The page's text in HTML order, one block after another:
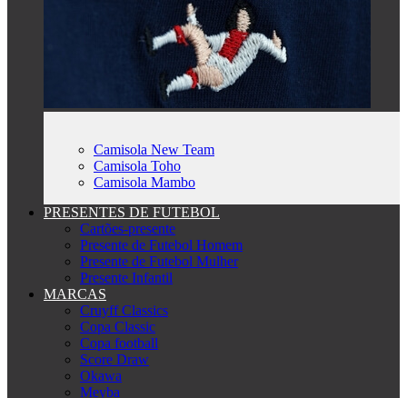
Camisola New Team
Camisola Toho
Camisola Mambo
PRESENTES DE FUTEBOL
Cartões-presente
Presente de Futebol Homem
Presente de Futebol Mulher
Presente Infantil
MARCAS
Cruyff Classics
Copa Classic
Copa football
Score Draw
Okawa
Meyba